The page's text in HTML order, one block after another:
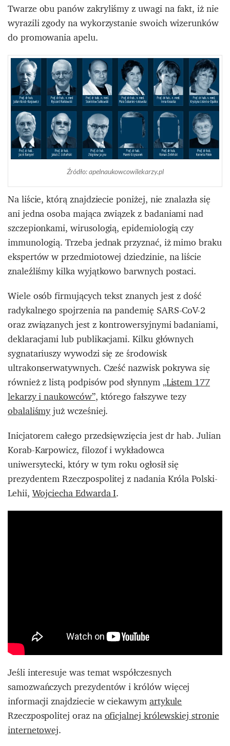
Twarze obu panów zakryliśmy z uwagi na fakt, iż nie
wyrazili zgody na wykorzystanie swoich wizerunków
do promowania apelu.
Źródło: apelnaukowcowilekarzy.pl
Na liście, którą znajdziecie poniżej, nie znalazła się
ani jedna osoba mająca związek z badaniami nad
szczepionkami, wirusologią, epidemiologią czy
immunologią. Trzeba jednak przyznać, iż mimo braku
ekspertów w przedmiotowej dziedzinie, na liście
znaleźliśmy kilka wyjątkowo barwnych postaci.
Wiele osób firmujących tekst znanych jest z dość
radykalnego spojrzenia na pandemię SARS-CoV-2
oraz związanych jest z kontrowersyjnymi badaniami,
deklaracjami lub publikacjami. Kilku głównych
sygnatariuszy wywodzi się ze środowisk
ultrakonserwatywnych. Cześć nazwisk pokrywa się
również z listą podpisów pod słynnym„Listem 177
lekarzy i naukowców”, którego fałszywe tezy
obalaliśmyjuż wcześniej.
Inicjatorem całego przedsięwzięcia jest dr hab. Julian
Korab-Karpowicz, filozof i wykładowca
uniwersytecki, który w tym roku ogłosił się
prezydentem Rzeczpospolitej z nadania Króla Polski-
Lehii,Wojciecha Edwarda I.
Jeśli interesuje was temat współczesnych
samozwańczych prezydentów i królów więcej
informacji znajdziecie w ciekawymartykule
Rzeczpospolitej oraz naoficjalnej królewskiej stronie
internetowej.